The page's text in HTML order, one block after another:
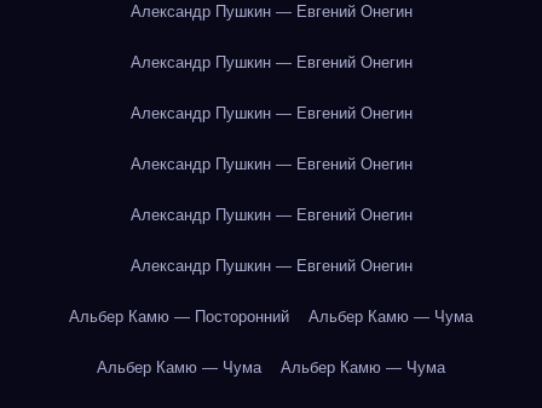
Александр Пушкин — Евгений Онегин
Александр Пушкин — Евгений Онегин
Александр Пушкин — Евгений Онегин
Александр Пушкин — Евгений Онегин
Александр Пушкин — Евгений Онегин
Александр Пушкин — Евгений Онегин
Альбер Камю — Посторонний Альбер Камю — Чума
Альбер Камю — Чума Альбер Камю — Чума